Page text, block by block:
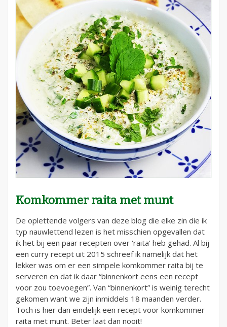
Komkommer raita met munt
De oplettende volgers van deze blog die elke zin die ik
typ nauwlettend lezen is het misschien opgevallen dat
ik het bij een paar recepten over ‘raita’ heb gehad. Al bij
een curry recept uit 2015 schreef ik namelijk dat het
lekker was om er een simpele komkommer raita bij te
serveren en dat ik daar “binnenkort eens een recept
voor zou toevoegen”. Van “binnenkort” is weinig terecht
gekomen want we zijn inmiddels 18 maanden verder.
Toch is hier dan eindelijk een recept voor komkommer
raita met munt. Beter laat dan nooit!